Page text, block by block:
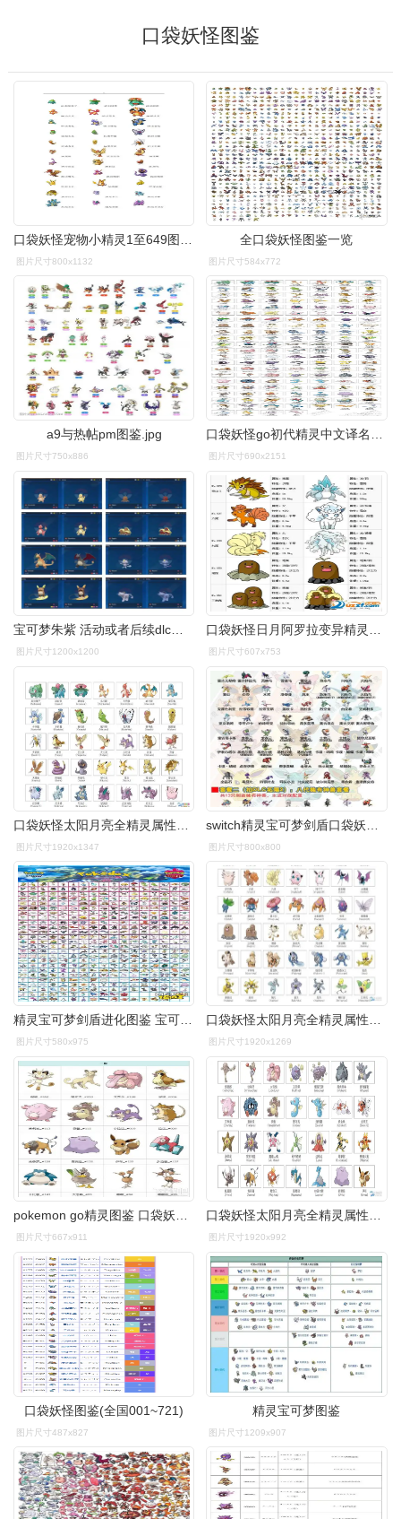
口袋妖怪图鉴
图片尺寸800x1132
全口袋妖怪图鉴一览
图片尺寸584x772
a9与热帖pm图鉴.jpg
图片尺寸750x886
口袋妖怪go初代精灵中文译名正式版图鉴大全
图片尺寸690x2151
图片尺寸1200x1200 图片尺寸607x753
图片尺寸1920x1347 图片尺寸800x800
精灵宝可梦剑盾进化图鉴 宝可梦剑盾进化表_18183.com
图片尺寸580x975
口袋妖怪太阳月亮全精灵属性图鉴大全完
图片尺寸1920x1269
图片尺寸667x911 图片尺寸1920x992
口袋妖怪图鉴(全国001~721)
图片尺寸487x827
精灵宝可梦图鉴
图片尺寸1209x907